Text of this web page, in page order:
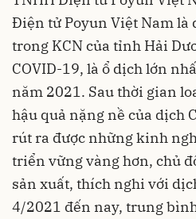
Điện tử Poyun Việt Nam là
trong KCN của tỉnh Hải
COVID-19, là ổ dịch lớn
năm 2021. Sau thời gian
hậu quả nặng nề của dịch
rút ra được những kinh
triển vững vàng hơn, chủ
sản xuất, thích nghi với
4/2021 đến nay, trung